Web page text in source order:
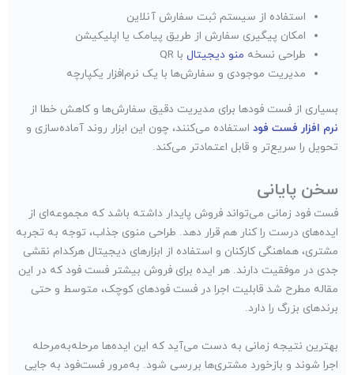
استفاده از سیستم ثبت سفارش آنلاین
امکان پیگیری سفارش از طریق پیامک یا اپلیکیشن
طراحی نسخه منو دیجیتال با QR
مدیریت موجودی و سفارش‌ها با یک نرم‌افزار یکپارچه
بسیاری از فست فودها برای مدیریت دقیق سفارش‌ها و کاهش خطا از
نرم افزار فست فود استفاده می‌کنند، چون این ابزار روند آماده‌سازی و
تحویل را سریع‌تر و قابل اعتمادتر می‌کند.
سخن پایانی
فست فود زمانی می‌تواند فروش پایدار داشته باشد که مجموعه‌ای از
ایده‌های درست را کنار هم قرار دهد. طراحی منوی جذاب، توجه به تجربه
مشتری، هماهنگی کارکنان و استفاده از ابزارهای دیجیتال هرکدام نقشی
جدی در موفقیت دارند. هر ایده برای فروش بیشتر فست فود که در این
مقاله مطرح شد قابلیت اجرا در فست فودهای کوچک، متوسط و حتی
برندهای بزرگ را دارد.
بهترین نتیجه زمانی به دست می‌آید که این ایده‌ها مرحله‌به‌مرحله
اجرا شوند و بازخورد مشتری‌ها بررسی شود. به‌مرور فست‌فود به جایی